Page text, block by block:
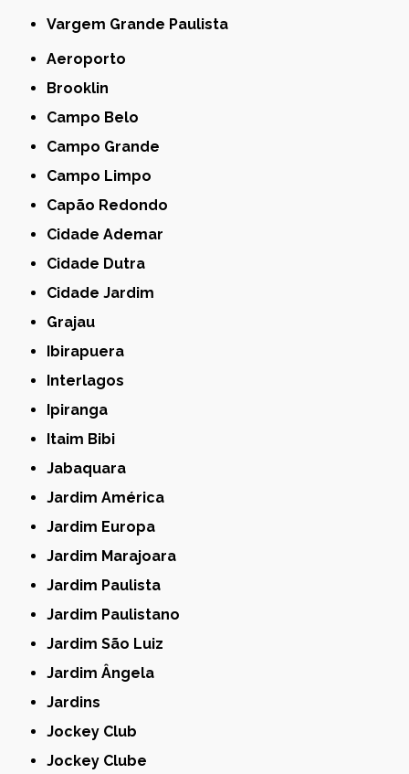
Vargem Grande Paulista
Aeroporto
Brooklin
Campo Belo
Campo Grande
Campo Limpo
Capão Redondo
Cidade Ademar
Cidade Dutra
Cidade Jardim
Grajau
Ibirapuera
Interlagos
Ipiranga
Itaim Bibi
Jabaquara
Jardim América
Jardim Europa
Jardim Marajoara
Jardim Paulista
Jardim Paulistano
Jardim São Luiz
Jardim Ângela
Jardins
Jockey Club
Jockey Clube